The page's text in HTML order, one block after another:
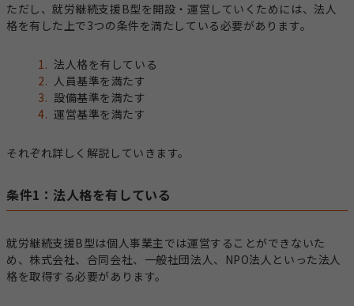
ただし、就労継続支援B型を開設・運営していくためには、法人
格を有した上で3つの条件を満たしている必要があります。
法人格を有している
人員基準を満たす
設備基準を満たす
運営基準を満たす
それぞれ詳しく解説していきます。
条件1：法人格を有している
就労継続支援B型は個人事業主では運営することができないた
め、株式会社、合同会社、一般社団法人、NPO法人といった法人
格を取得する必要があります。